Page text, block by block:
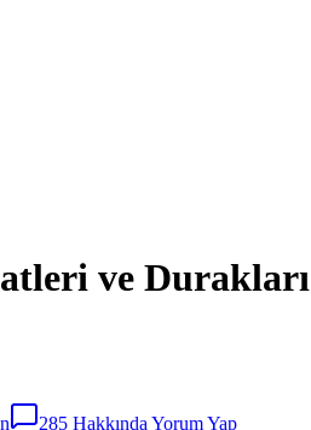
ve Durakları
285 Hakkında Yorum Yap